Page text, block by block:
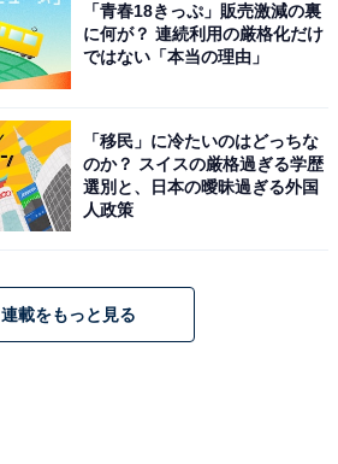
「青春18きっぷ」販売激減の裏
に何が？ 連続利用の厳格化だけ
ではない「本当の理由」
「移民」に冷たいのはどっちな
のか？ スイスの厳格過ぎる学歴
選別と、日本の曖昧過ぎる外国
人政策
連載をもっと見る